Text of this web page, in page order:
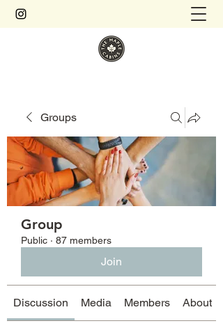
Groups
Group
Public · 87 members
Join
Discussion Media Members About